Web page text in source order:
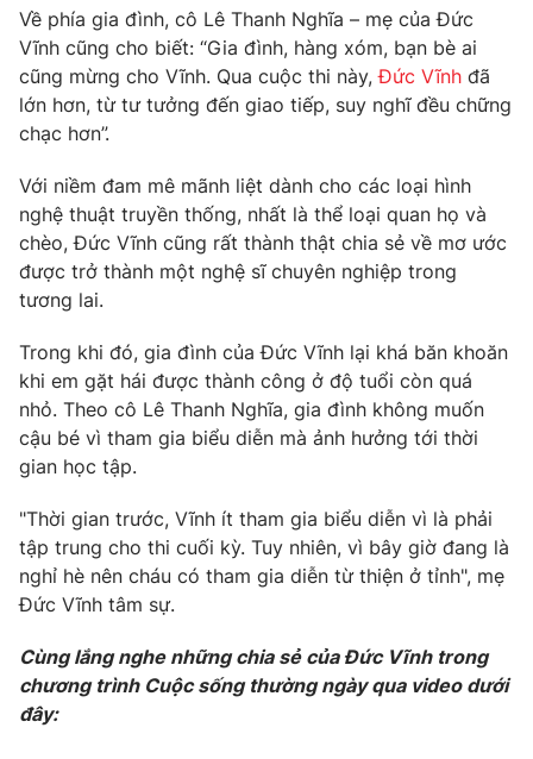
Hitech Công nghệ tương lai
Sản phẩm
Thị trường
Giao lưu trực tuyến
Lịch phát sóng
Chuyên mục khác
Emagazine Podcast
Photo
Video Shorts video
VTV Money VTV Thể thao
VTV Sức khoẻ Bất động sản
Thị trường 24h Tấm lòng Việt
VTV4 Vươn mình bằng AI
VTV9
Về phía gia đình, cô Lê Thanh Nghĩa – mẹ của Đức
Vĩnh cũng cho biết: “Gia đình, hàng xóm, bạn bè ai
cũng mừng cho Vĩnh. Qua cuộc thi này,Đức Vĩnh đã
lớn hơn, từ tư tưởng đến giao tiếp, suy nghĩ đều chững
chạc hơn”.
Với niềm đam mê mãnh liệt dành cho các loại hình
nghệ thuật truyền thống, nhất là thể loại quan họ và
chèo, Đức Vĩnh cũng rất thành thật chia sẻ về mơ ước
được trở thành một nghệ sĩ chuyên nghiệp trong
tương lai.
Trong khi đó, gia đình của Đức Vĩnh lại khá băn khoăn
khi em gặt hái được thành công ở độ tuổi còn quá
nhỏ. Theo cô Lê Thanh Nghĩa, gia đình không muốn
cậu bé vì tham gia biểu diễn mà ảnh hưởng tới thời
gian học tập.
"Thời gian trước, Vĩnh ít tham gia biểu diễn vì là phải
tập trung cho thi cuối kỳ. Tuy nhiên, vì bây giờ đang là
nghỉ hè nên cháu có tham gia diễn từ thiện ở tỉnh", mẹ
Đức Vĩnh tâm sự.
Cùng lắng nghe những chia sẻ của Đức Vĩnh trong
chương trình Cuộc sống thường ngày qua video dưới
đây: